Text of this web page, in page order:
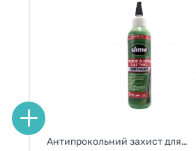
Антипрокольний захист для